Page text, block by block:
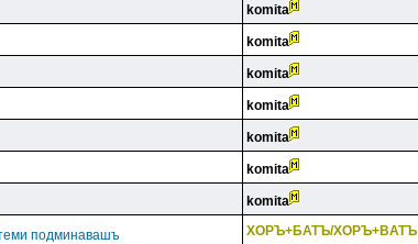
komita
komita
komita
komita
komita
komita
komita
подминавашъ XOPЪ+БATЪ/XOPЪ+BATЪ